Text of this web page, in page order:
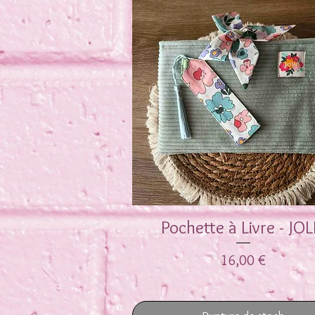
Aperçu rapide
Pochette à Livre -
Prix
16,00 €